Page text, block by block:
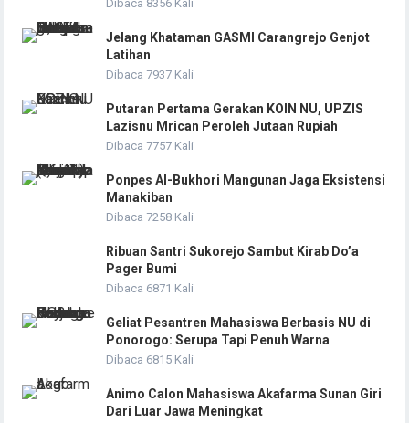
Dibaca 8356 Kali
Jelang Khataman GASMI Carangrejo Genjot
Latihan
Dibaca 7937 Kali
Putaran Pertama Gerakan KOIN NU, UPZIS
Lazisnu Mrican Peroleh Jutaan Rupiah
Dibaca 7757 Kali
Ponpes Al-Bukhori Mangunan Jaga Eksistensi
Manakiban
Dibaca 7258 Kali
Ribuan Santri Sukorejo Sambut Kirab Do’a
Pager Bumi
Dibaca 6871 Kali
Geliat Pesantren Mahasiswa Berbasis NU di
Ponorogo: Serupa Tapi Penuh Warna
Dibaca 6815 Kali
Animo Calon Mahasiswa Akafarma Sunan Giri
Dari Luar Jawa Meningkat